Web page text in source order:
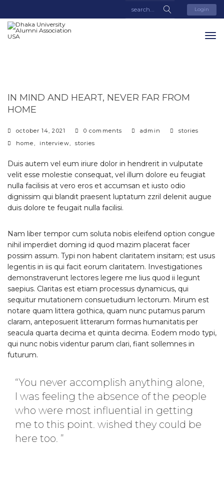
Login
IN MIND AND HEART, NEVER FAR FROM
HOME
october 14, 2021 0 comments admin categories
stories
tags
home, interview, stories
Duis autem vel eum iriure dolor in hendrerit in vulputate
velit esse molestie consequat, vel illum dolore eu feugiat
nulla facilisis at vero eros et accumsan et iusto odio
dignissim qui blandit praesent luptatum zzril delenit augue
duis dolore te feugait nulla facilisi.
Nam liber tempor cum soluta nobis eleifend option congue
nihil imperdiet doming id quod mazim placerat facer
possim assum. Typi non habent claritatem insitam; est usus
legentis in iis qui facit eorum claritatem. Investigationes
demonstraverunt lectores legere me lius quod ii legunt
saepius. Claritas est etiam processus dynamicus, qui
sequitur mutationem consuetudium lectorum. Mirum est
notare quam littera gothica, quam nunc putamus parum
claram, anteposuerit litterarum formas humanitatis per
seacula quarta decima et quinta decima. Eodem modo typi,
qui nunc nobis videntur parum clari, fiant sollemnes in
futurum.
“You never accomplish anything alone,
I was feeling the absence of the people
who were most influential in getting
me to this point. wished they could be
here too. ”